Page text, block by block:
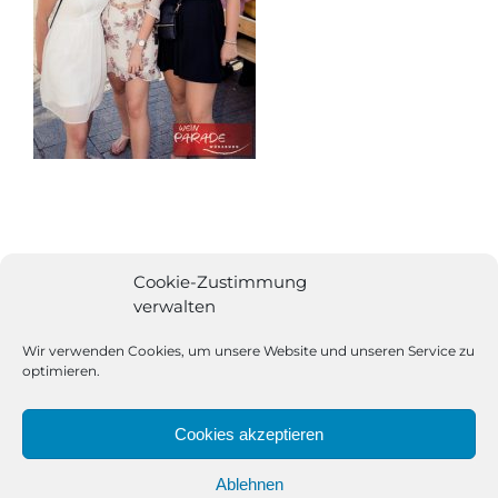
Cookie-Zustimmung
verwalten
Wir verwenden Cookies, um unsere Website und unseren Service zu
optimieren.
Cookies akzeptieren
Ablehnen